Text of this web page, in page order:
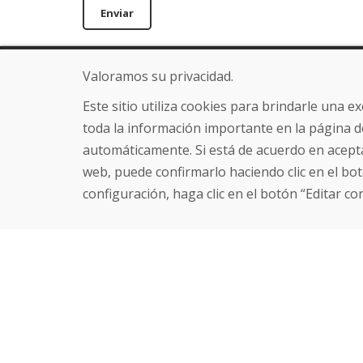
Enviar
Línea de información
+421 919 282 306
info@domivosport.es
Blog
Sobre nosotros
Comercio
Contacto
Valoramos su privacidad.
Este sitio utiliza cookies para brindarle una
toda la información importante en la página
automáticamente. Si está de acuerdo en
web, puede confirmarlo haciendo clic en el
configuración, haga clic en el botón “Editar